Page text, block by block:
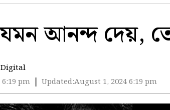
আনন্দ দেয়,
pm Updated:August 1, 2024 6:19 pm